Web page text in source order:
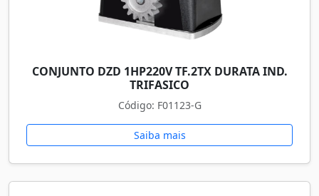
CONJUNTO DZD 1HP220V TF.2TX DURATA IND.
TRIFASICO
Código: F01123-G
Saiba mais